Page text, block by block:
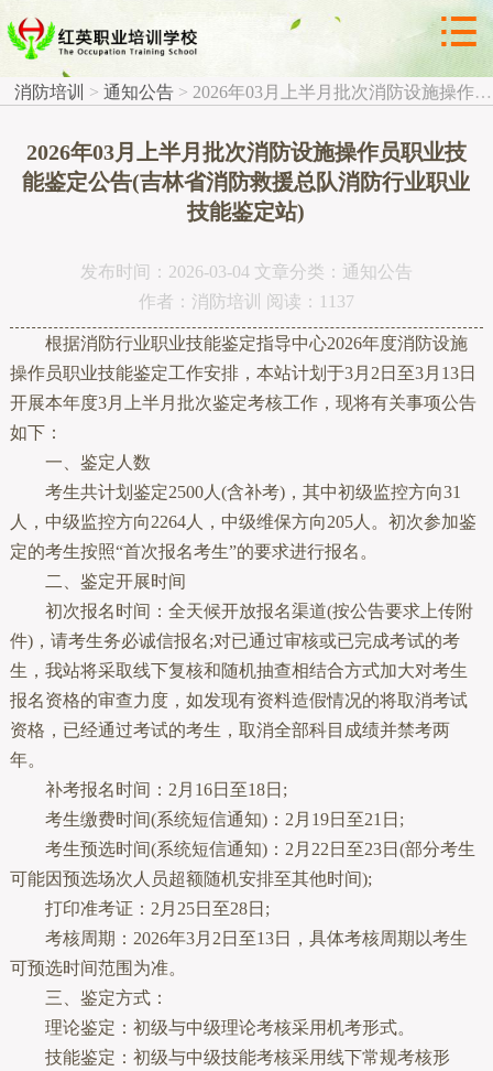

 通知公告 
消防培训 > 通知公告 > 2026年03月上半月批次消防设施操作员职业技能鉴定公告(吉林省消防救援总队消防行业职业技能鉴定站)
2026年03月上半月批次消防设施操作员职业技
能鉴定公告(吉林省消防救援总队消防行业职业
技能鉴定站)
发布时间：2026-03-04 文章分类：通知公告
作者：消防培训 阅读：1137
根据消防行业职业技能鉴定指导中心2026年度消防设施
操作员职业技能鉴定工作安排，本站计划于3月2日至3月13日
开展本年度3月上半月批次鉴定考核工作，现将有关事项公告
如下：
一、鉴定人数
考生共计划鉴定2500人(含补考)，其中初级监控方向31
人，中级监控方向2264人，中级维保方向205人。初次参加鉴
定的考生按照“首次报名考生”的要求进行报名。
二、鉴定开展时间
初次报名时间：全天候开放报名渠道(按公告要求上传附
件)，请考生务必诚信报名;对已通过审核或已完成考试的考
生，我站将采取线下复核和随机抽查相结合方式加大对考生
报名资格的审查力度，如发现有资料造假情况的将取消考试
资格，已经通过考试的考生，取消全部科目成绩并禁考两
年。
补考报名时间：2月16日至18日;
考生缴费时间(系统短信通知)：2月19日至21日;
考生预选时间(系统短信通知)：2月22日至23日(部分考生
可能因预选场次人员超额随机安排至其他时间);
打印准考证：2月25日至28日;
考核周期：2026年3月2日至13日，具体考核周期以考生
可预选时间范围为准。
三、鉴定方式：
理论鉴定：初级与中级理论考核采用机考形式。
技能鉴定：初级与中级技能考核采用线下常规考核形